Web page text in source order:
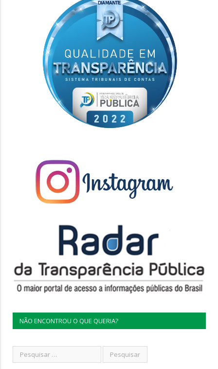
NÃO ENCONTROU O QUE QUERIA?